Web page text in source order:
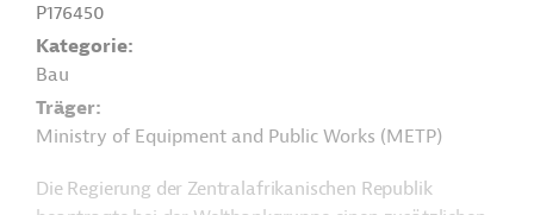
P176450
Kategorie
Bau
Träger
Ministry of Equipment and Public Works (METP)
Die Regierung der Zentralafrikanischen Republik